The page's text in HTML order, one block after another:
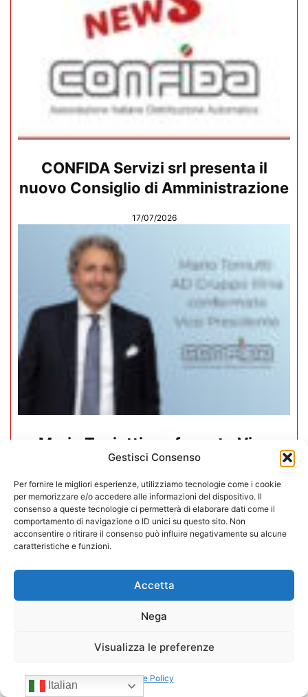
Gestisci Consenso
Per fornire le migliori esperienze, utilizziamo tecnologie come i cookie
per memorizzare e/o accedere alle informazioni del dispositivo. Il
consenso a queste tecnologie ci permetterà di elaborare dati come il
comportamento di navigazione o ID unici su questo sito. Non
acconsentire o ritirare il consenso può influire negativamente su alcune
caratteristiche e funzioni.
Accetta
Nega
Visualizza le preferenze
Cookie Policy
CONFIDA Servizi srl presenta il
nuovo Consiglio di Amministrazione
17/07/2026
Mario Toniutti confermato Vice
Presidente di CONFIDA per il
quadriennio 2026-2030
15/07/2026
Italian